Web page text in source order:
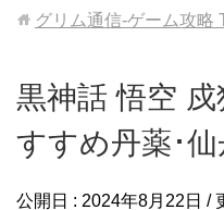
グリム通信-ゲーム攻略
黒神話 悟空
すすめ丹薬･
公開日 : 2024年8月22日 /